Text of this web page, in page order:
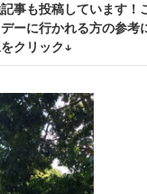
事も投稿しています！
ーに行かれる方の参考
クリック↓